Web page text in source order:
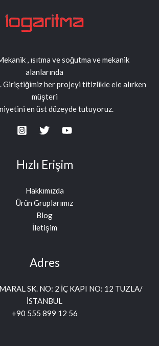
, ısıtma ve soğutma ve mekanik
alanlarında
Giriştiğimiz her projeyi titizlikle ele alırken
müşteri
en üst düzeyde tutuyoruz.
Hızlı Erişim
Hakkımızda
Ürün Gruplarımız
Blog
İletişim
Adres
SK. NO: 2 İÇ KAPI NO: 12 TUZLA/
İSTANBUL
+90 555 899 12 56